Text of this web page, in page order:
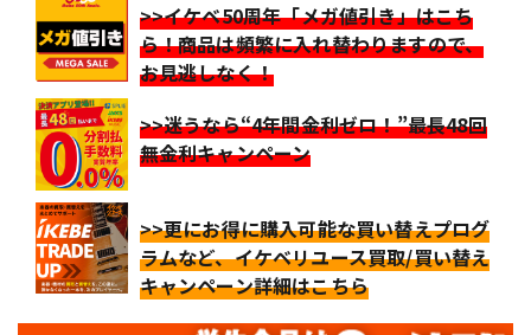
>>イケベ50周年「メガ値引き」はこち
ら！商品は頻繁に入れ替わりますので、
お見逃しなく！
>>迷うなら“4年間金利ゼロ！”最長48回
無金利キャンペーン
>>更にお得に購入可能な買い替えプログ
ラムなど、イケベリユース買取/買い替え
キャンペーン詳細はこちら